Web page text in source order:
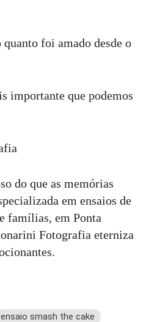
foi amado desde o
importante que podemos
do que as memórias
em ensaios de
famílias, em Ponta
Fotografia eterniza
ensaio smash the cake